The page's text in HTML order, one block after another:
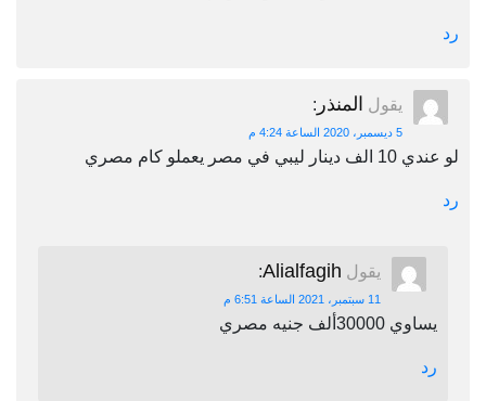
رد
يقول المنذر :
5 ديسمبر، 2020 الساعة 4:24 م
لو عندي 10 الف دينار ليبي في مصر يعملو كام مصري
رد
يقول Alialfagih
:
11 سبتمبر، 2021 الساعة 6:51 م
يساوي 30000ألف جنيه مصري
رد